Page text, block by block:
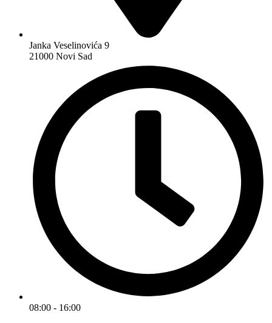
Janka Veselinovića 9
21000 Novi Sad
08:00 - 16:00